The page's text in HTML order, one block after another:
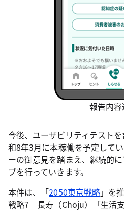
報告内容
今後、ユーザビリティテスト
和8年3月に本稼働を予定して
ーの御意見を踏まえ、継続的
プを行っていきます。
本件は、「2050東京戦略」を
戦略7 長寿（Chōju）「生活支